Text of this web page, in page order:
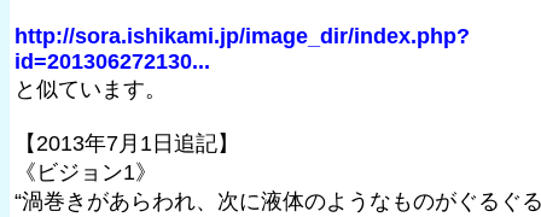
http://sora.ishikami.jp/image_dir/index.php?
id=201306272130...
と似ています。
【2013年7月1日追記】
《ビジョン1》
“渦巻きがあらわれ、次に液体のようなものがぐるぐ